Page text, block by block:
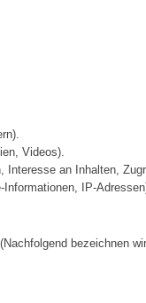
Videos).
Interesse an Inhalten,
IP-
bezeichnen